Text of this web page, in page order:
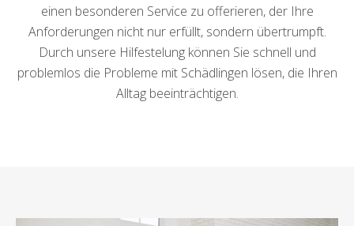
einen besonderen Service zu offerieren, der Ihre
Anforderungen nicht nur erfüllt, sondern übertrumpft.
Durch unsere Hilfestelung können Sie schnell und
problemlos die Probleme mit Schädlingen lösen, die Ihren
Alltag beeinträchtigen.